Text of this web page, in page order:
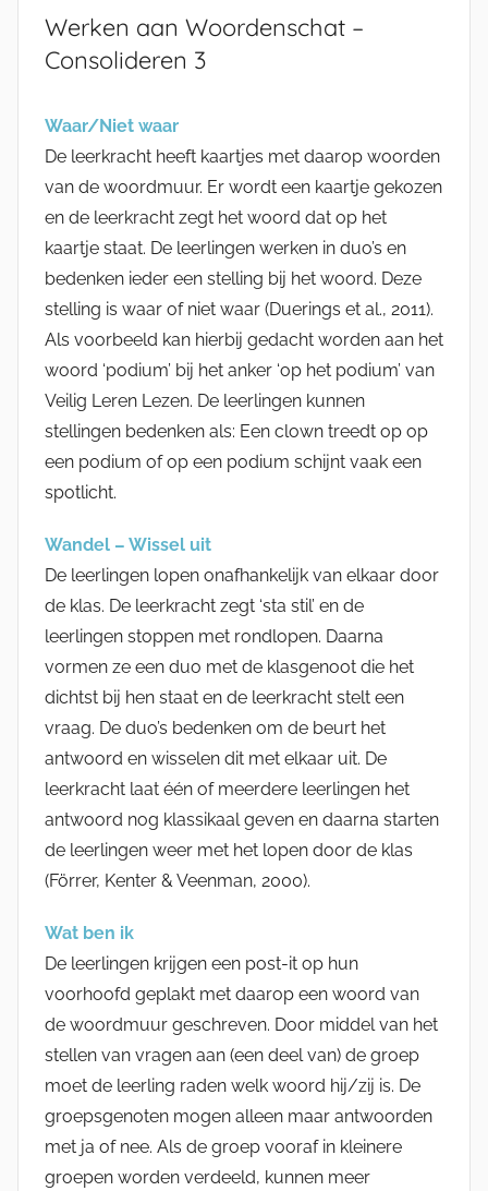
Werken aan Woordenschat –
Consolideren 3
Waar/Niet waar
De leerkracht heeft kaartjes met daarop woorden
van de woordmuur. Er wordt een kaartje gekozen
en de leerkracht zegt het woord dat op het
kaartje staat. De leerlingen werken in duo’s en
bedenken ieder een stelling bij het woord. Deze
stelling is waar of niet waar (Duerings et al., 2011).
Als voorbeeld kan hierbij gedacht worden aan het
woord ‘podium’ bij het anker ‘op het podium’ van
Veilig Leren Lezen. De leerlingen kunnen
stellingen bedenken als: Een clown treedt op op
een podium of op een podium schijnt vaak een
spotlicht.
Wandel – Wissel uit
De leerlingen lopen onafhankelijk van elkaar door
de klas. De leerkracht zegt ‘sta stil’ en de
leerlingen stoppen met rondlopen. Daarna
vormen ze een duo met de klasgenoot die het
dichtst bij hen staat en de leerkracht stelt een
vraag. De duo’s bedenken om de beurt het
antwoord en wisselen dit met elkaar uit. De
leerkracht laat één of meerdere leerlingen het
antwoord nog klassikaal geven en daarna starten
de leerlingen weer met het lopen door de klas
(Förrer, Kenter & Veenman, 2000).
Wat ben ik
De leerlingen krijgen een post-it op hun
voorhoofd geplakt met daarop een woord van
de woordmuur geschreven. Door middel van het
stellen van vragen aan (een deel van) de groep
moet de leerling raden welk woord hij/zij is. De
groepsgenoten mogen alleen maar antwoorden
met ja of nee. Als de groep vooraf in kleinere
groepen worden verdeeld, kunnen meer